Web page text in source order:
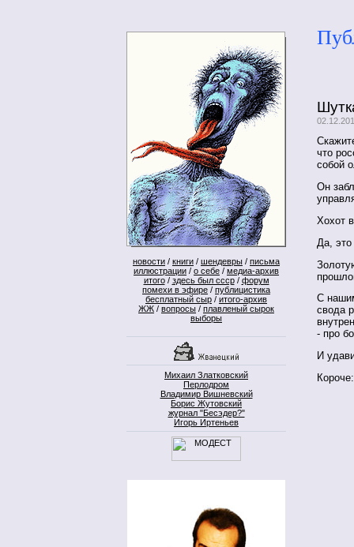
новости / книги / шендевры / письма
иллюстрации / о себе / медиа-архив
итого/ здесь был ссср/ форум
помехи в эфире / публицистика
бесплатный сыр / итого-архив
ЖЖ / вопросы / плавленый сырок
выборы
Михаил Златковский
Перлодром
Владимир Вишневский
Борис Жутовский
журнал "Бесэдер?"
Игорь Иртеньев
что
собой
Он
Хохот
Да, это
С
свода
- про
И